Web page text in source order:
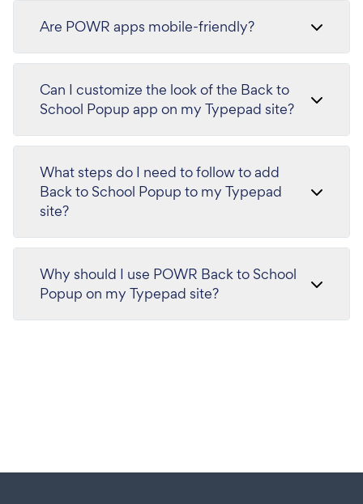
Are POWR apps mobile-friendly?
Can I customize the look of the Back to
School Popup app on my Typepad site?
What steps do I need to follow to add
Back to School Popup to my Typepad
site?
Why should I use POWR Back to School
Popup on my Typepad site?